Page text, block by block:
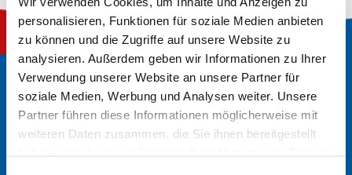
personalisieren, Funktionen für soziale Medien anbieten
zu können und die Zugriffe auf unsere Website zu
analysieren. Außerdem geben wir Informationen zu Ihrer
Verwendung unserer Website an unsere Partner für
soziale Medien, Werbung und Analysen weiter. Unsere
Partner führen diese Informationen möglicherweise mit
weiteren Daten zusammen, die Sie ihnen bereitgestellt
So finden Sie die richtige
Batterie